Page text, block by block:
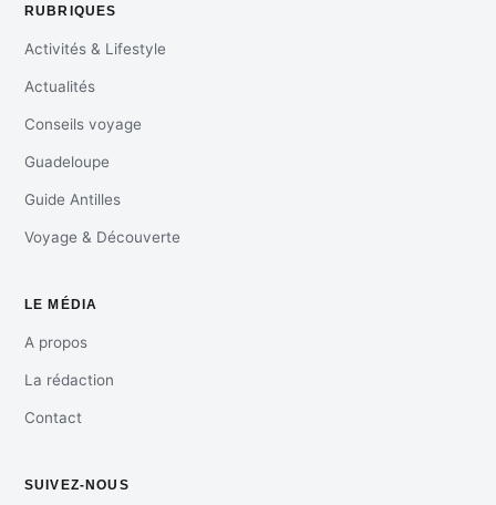
RUBRIQUES
Activités & Lifestyle
Actualités
Conseils voyage
Guadeloupe
Guide Antilles
Voyage & Découverte
LE MÉDIA
A propos
La rédaction
Contact
SUIVEZ-NOUS